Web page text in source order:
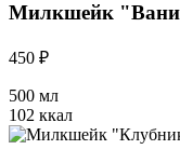
Милкшейк
450 ₽
500 мл
102 ккал